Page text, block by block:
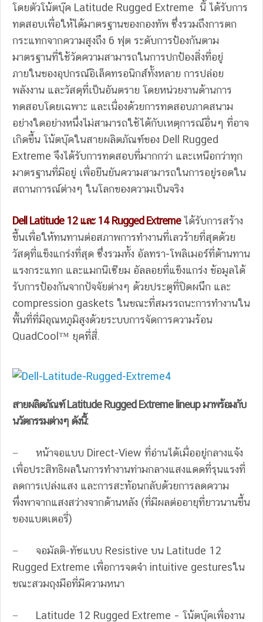
โดยตัวโน้ตบุ๊ค Latitude Rugged Extreme นี้ ได้รับการ
ทดสอบเพื่อให้ได้มาตรฐานของกองทัพ ซึ่งรวมถึงการตก
กระแทกจากความสูงถึง 6 ฟุต ระดับการป้องกันตาม
มาตรฐานที่ใช้วัดความสามารถในการปกป้องสิ่งที่อยู่
ภายในของอุปกรณ์อิเล็คทรอนิกส์ทั้งหลาย การปล่อย
พลังงาน และวัสดุที่เป็นอันตราย โดยหน่วยงานด้านการ
ทดสอบโดยเฉพาะ และเนื่องด้วยการทดสอบภาคสนาม
อย่างใดอย่างหนึ่งไม่สามารถใช้ได้กับเหตุการณ์อื่นๆ ที่อาจ
เกิดขึ้น โน้ตบุ๊คในสายผลิตภัณฑ์ของ Dell Rugged
Extreme จึงได้รับการทดสอบที่มากกว่า และเหนือกว่าทุก
มาตรฐานที่มีอยู่ เพื่อยืนยันความสามารถในการอยู่รอดใน
สถานการณ์ต่างๆ ในโลกของความเป็นจริง
Dell Latitude 12 และ 14 Rugged Extremeได้รับการสร้าง
ขึ้นเพื่อให้ทนทานต่อสภาพการทำงานที่เลวร้ายที่สุดด้วย
วัสดุที่แข็งแกร่งที่สุด ซึ่งรวมทั้ง อัลทรา-โพลิเมอร์ที่ต้านทาน
แรงกระแทก และแมกนีเซียม อัลลอยที่แข็งแกร่ง ข้อมูลได้
รับการป้องกันจากปัจจัยต่างๆ ด้วยประตูที่ปิดผนึก และ
compression gaskets ในขณะที่สมรรถนะการทำงานใน
พื้นที่ที่มีอุณหภูมิสูงด้วยระบบการจัดการความร้อน
QuadCool™ ยุคที่สี่.
สายผลิตภัณฑ์ Latitude Rugged Extreme lineup มาพร้อมกับ
นวัตกรรมต่างๆ ดังนี้:
− หน้าจอแบบ Direct-View ที่อ่านได้เมื่ออยู่กลางแจ้ง
เพื่อประสิทธิผลในการทำงานท่ามกลางแสงแดดที่รุนแรงที่
ลดการเปล่งแสง และการสะท้อนกลับด้วยการลดความ
พึ่งพาจากแสงสว่างจากด้านหลัง (ที่มีผลต่ออายุที่ยาวนานขึ้น
ของแบตเตอรี่)
− จอมัลติ-ทัชแบบ Resistive บน Latitude 12
Rugged Extreme เพื่อการจดจำ intuitive gesturesใน
ขณะสวมถุงมือที่มีความหนา
− Latitude 12 Rugged Extreme – โน้ตบุ๊คเพื่องาน